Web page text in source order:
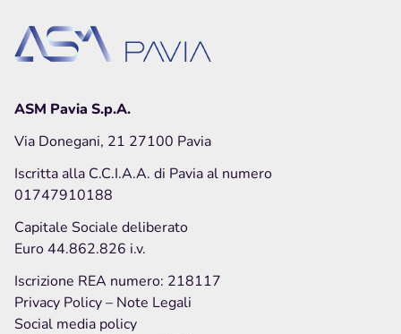
ASM Pavia S.p.A.
Via Donegani, 21 27100 Pavia
Iscritta alla C.C.I.A.A. di Pavia al numero
01747910188
Capitale Sociale deliberato
Euro 44.862.826 i.v.
Iscrizione REA numero: 218117
Privacy Policy– Note Legali
Social media policy